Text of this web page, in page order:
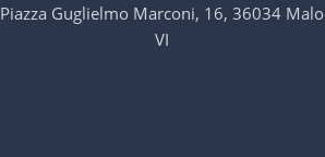
Piazza Guglielmo Marconi, 16, 36034 Malo
VI